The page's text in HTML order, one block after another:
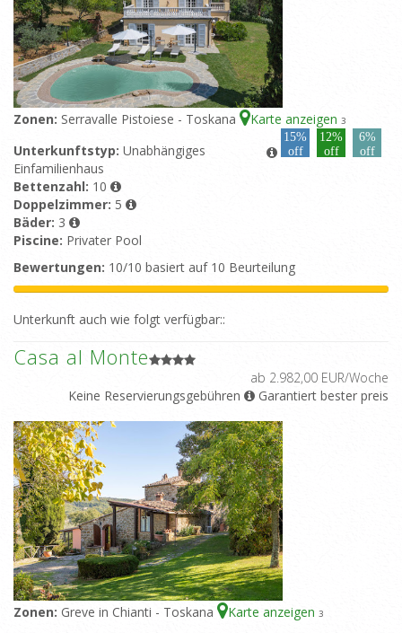
Zonen: Serravalle Pistoiese - Toskana Karte anzeigen 3
15%
off
12%
off
6%
off
Unterkunftstyp: Unabhängiges
Einfamilienhaus
Bettenzahl: 10
Doppelzimmer: 5
Bäder: 3
Piscine: Privater Pool
Bewertungen: 10/10 basiert auf 10 Beurteilung
Unterkunft auch wie folgt verfügbar::
Casa al Monte
ab 2.982,00 EUR/Woche
Keine Reservierungsgebühren
Garantiert bester preis
Zonen: Greve in Chianti - Toskana Karte anzeigen 3